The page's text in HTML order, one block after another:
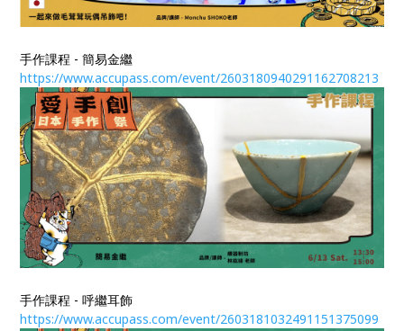
手作課程 - 簡易金繼
https://www.accupass.com/event/2603180940291162708213
手作課程 - 呼繼耳飾
https://www.accupass.com/event/2603181032491151375099